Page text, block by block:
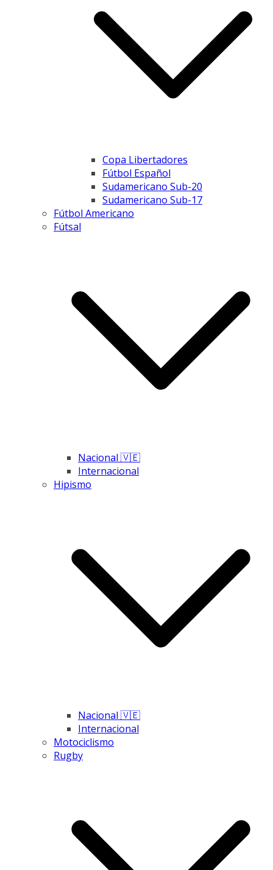
Copa Libertadores
Fútbol Español
Sudamericano Sub-20
Sudamericano Sub-17
Fútbol Americano
Fútsal
Nacional 🇻🇪
Internacional
Hipismo
Nacional 🇻🇪
Internacional
Motociclismo
Rugby